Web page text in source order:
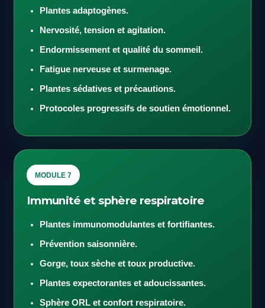
Plantes adaptogènes.
Nervosité, tension et agitation.
Endormissement et qualité du sommeil.
Fatigue nerveuse et surmenage.
Plantes sédatives et précautions.
Protocoles progressifs de soutien émotionnel.
MODULE 7
Immunité et sphère respiratoire
Plantes immunomodulantes et fortifiantes.
Prévention saisonnière.
Gorge, toux sèche et toux productive.
Plantes expectorantes et adoucissantes.
Sphère ORL et confort respiratoire.